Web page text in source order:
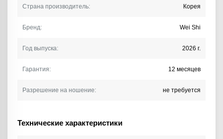
Страна производитель: Корея
Бренд: Wei Shi
Год выпуска: 2026 г.
Гарантия: 12 месяцев
Разрешение на ношение: не требуется
Технические характеристики